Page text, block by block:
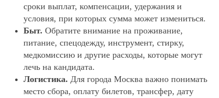
сроки выплат, компенсации, удержания и
условия, при которых сумма может измениться.
Быт. Обратите внимание на проживание,
питание, спецодежду, инструмент, стирку,
медкомиссию и другие расходы, которые могут
лечь на кандидата.
Логистика. Для города Москва важно понимать
место сбора, оплату билетов, трансфер, дату